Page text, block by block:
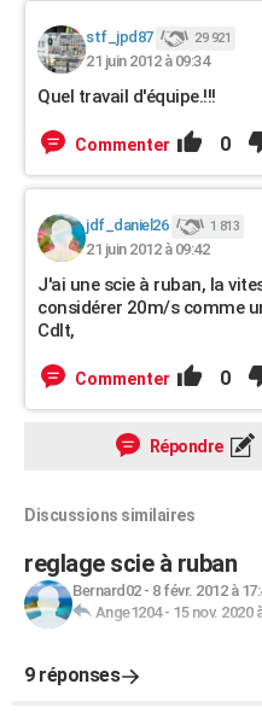
stf_jpd87 29 921
21 juin 2012 à 09:34
Quel travail d'équipe.!!!
Commenter 0
jdf_daniel26 1 813
21 juin 2012 à 09:42
J'ai une scie à ruban, la
considérer 20m/s comme
Cdlt,
Commenter 0
Répondre
Discussions similaires
reglage scie à ruban
Bernard02- 8 févr. 2012 à
Ange1204- 15 nov. 2020
9 réponses